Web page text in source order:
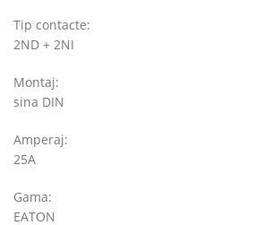
Tip contacte:
2ND + 2NI
Montaj:
sina DIN
Amperaj:
25A
Gama:
EATON